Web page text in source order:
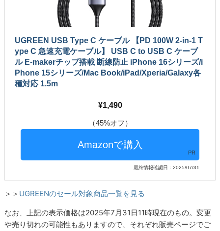
UGREEN USB Type C ケーブル 【PD 100W 2-in-1 T
ype C 急速充電ケーブル】 USB C to USB C ケーブ
ル E-makerチップ搭載 断線防止 iPhone 16シリーズ/i
Phone 15シリーズ/Mac Book/iPad/Xperia/Galaxy各
種対応 1.5m
1,490
（45%オフ）
PR
最終情報確認日：2025/07/31
＞＞ UGREENのセール対象商品一覧を見る
なお、上記の表示価格は2025年7月31日11時現在のもの。変更
や売り切れの可能性もありますので、それぞれ販売ページでご